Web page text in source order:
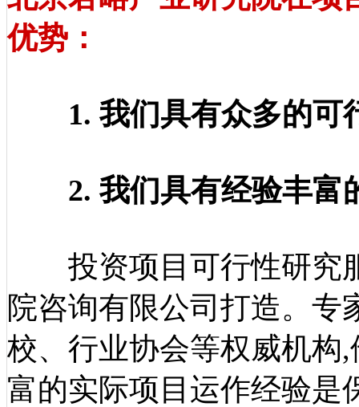
优势：
1. 我们具有众多的可
2. 我们具有经验丰富
投资项目可行性研究
院咨询有限公司打造。专
校、行业协会等权威机构
富的实际项目运作经验是